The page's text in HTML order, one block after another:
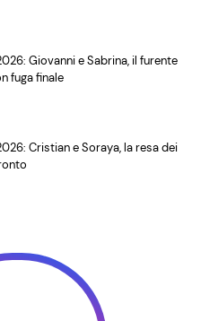
Giovanni e Sabrina, il furente
fuga finale
Cristian e Soraya, la resa dei